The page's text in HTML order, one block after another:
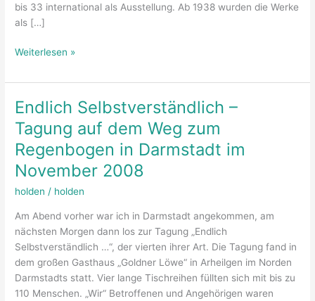
bis 33 international als Ausstellung. Ab 1938 wurden die Werke
als […]
Ein
gehegter
Wunsch
erfüllt
Besuch
Prinzhornsammlung
in
Weiterlesen »
Endlich Selbstverständlich –
Tagung auf dem Weg zum
Regenbogen in Darmstadt im
November 2008
holden / holden
Am Abend vorher war ich in Darmstadt angekommen, am
nächsten Morgen dann los zur Tagung „Endlich
Selbstverständlich …“, der vierten ihrer Art. Die Tagung fand in
dem großen Gasthaus „Goldner Löwe“ in Arheilgen im Norden
Darmstadts statt. Vier lange Tischreihen füllten sich mit bis zu
110 Menschen. „Wir“ Betroffenen und Angehörigen waren